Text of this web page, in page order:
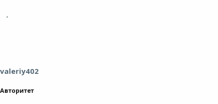
valeriy402
Авторитет